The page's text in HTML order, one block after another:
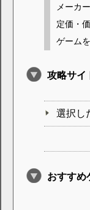
メーカー
定価・
ゲーム
攻略サイ
選択し
おすすめ